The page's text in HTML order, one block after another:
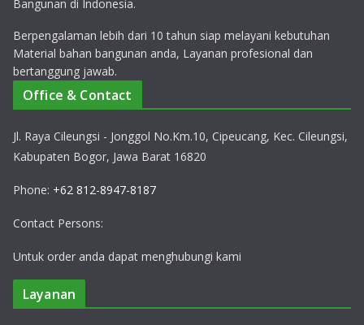
Bangunan di Indonesia.
Berpengalaman lebih dari 10 tahun siap melayani kebutuhan
Material bahan bangunan anda, Layanan profesional dan
bertanggung jawab.
Office & Contact
Jl. Raya Cileungsi - Jonggol No.Km.10, Cipeucang, Kec. Cileungsi,
Kabupaten Bogor, Jawa Barat 16820
Phone: +62 812-8947-8187
Contact Persons:
Untuk order anda dapat menghubungi kami
Layanan